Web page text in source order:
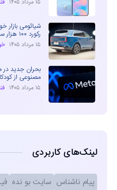
رکورد ۱۰۰ هزار سفارش برای N70 و N90
۱۵ مرداد ۱۴۰۵
بحران جدید
مصنوعی از
۱۵ مرداد ۱۴۰۵
لینک‌های کاربردی
پیام ناشناس سایت بو نده